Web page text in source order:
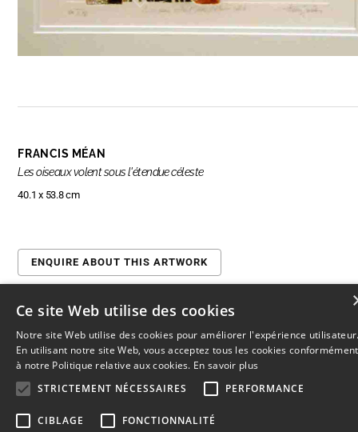
FRANCIS MÉAN
Les oiseaux volent sous l'étendue céleste
40.1 x 53.8 cm
ENQUIRE ABOUT THIS ARTWORK
© 2026L'Artothèque Haut↑
Ce site Web utilise des cookies
Notre site Web utilise des cookies pour améliorer l'expérience
En utilisant notre site Web, vous acceptez tous les cookies conformément
à notre Politique relative aux cookies. En savoir plus
STRICTEMENT NÉCESSAIRES
PERFORMANCE
CIBLAGE FONCTIONNALITÉ